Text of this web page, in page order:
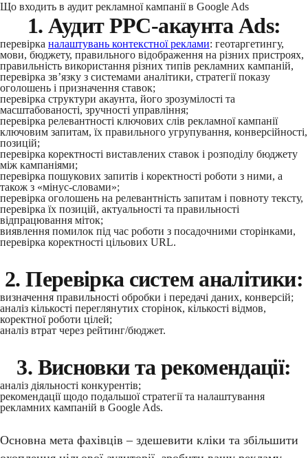
Що входить в аудит рекламної кампанії в Google Ads
1. Аудит PPC-акаунта Ads:
перевірка налаштувань контекстної реклами: геотаргетингу,
мови, бюджету, правильного відображення на різних пристроях,
правильність використання різних типів рекламних кампаній,
перевірка зв’язку з системами аналітики, стратегії показу
оголошень і призначення ставок;
перевірка структури акаунта, його зрозумілості та
масштабованості, зручності управління;
перевірка релевантності ключових слів рекламної кампанії
ключовим запитам, їх правильного угрупування, конверсійності,
позицій;
перевірка коректності виставлених ставок і розподілу бюджету
між кампаніями;
перевірка пошукових запитів і коректності роботи з ними, а
також з «мінус-словами»;
перевірка оголошень на релевантність запитам і повноту тексту,
перевірка їх позицій, актуальності та правильності
відпрацювання міток;
виявлення помилок під час роботи з посадочними сторінками,
перевірка коректності цільових URL.
2. Перевірка систем аналітики:
визначення правильності обробки і передачі даних, конверсій;
аналіз кількості переглянутих сторінок, кількості відмов,
коректної роботи цілей;
аналіз втрат через рейтинг/бюджет.
3. Висновки та рекомендації:
аналіз діяльності конкурентів;
рекомендації щодо подальшої стратегії та налаштування
рекламних кампаній в Google Ads.
Основна мета фахівців – здешевити кліки та збільшити